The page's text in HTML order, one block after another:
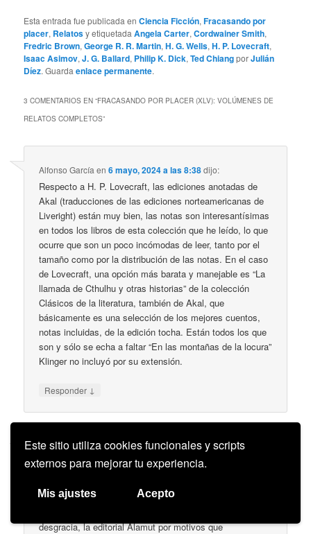
Este sitio utiliza cookies funcionales y scripts
externos para mejorar tu experiencia.
Mis ajustes Acepto
Esta entrada fue publicada enCiencia Ficción,Fracasando por
placer, Relatosy etiquetadaAngela Carter,Cordwainer Smith,
Fredric Brown,George R. R. Martin,H. G. Wells,H. P. Lovecraft,
Isaac Asimov,J. G. Ballard, Philip K. Dick,Ted ChiangporJulián
Díez. Guardaenlace permanente.
3 COMENTARIOS EN “FRACASANDO POR PLACER (XLV): VOLÚMENES DE
RELATOS COMPLETOS”
Alfonso García en6 mayo, 2024 a las 8:38dijo:
Respecto a H. P. Lovecraft, las ediciones anotadas de
Akal (traducciones de las ediciones norteamericanas de
Liveright) están muy bien, las notas son interesantísimas
en todos los libros de esta colección que he leído, lo que
ocurre que son un poco incómodas de leer, tanto por el
tamaño como por la distribución de las notas. En el caso
de Lovecraft, una opción más barata y manejable es “La
llamada de Cthulhu y otras historias” de la colección
Clásicos de la literatura, también de Akal, que
básicamente es una selección de los mejores cuentos,
notas incluidas, de la edición tocha. Están todos los que
son y sólo se echa a faltar “En las montañas de la locura”
Klinger no incluyó por su extensión.
Responder ↓
Jesús Pijuán Sánchezen11 mayo, 2024 a las 13:47dijo:
Estimado señor. En primer lugar felicitarte por el texto de
Relatos completos 3 de Asimov. Soy un persistente
desgracia, la editorial Alamut por motivos que